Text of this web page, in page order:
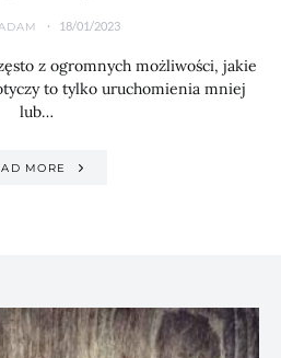
18/01/2023
z ogromnych możliwości, jakie
to tylko uruchomienia mniej
lub…
MORE